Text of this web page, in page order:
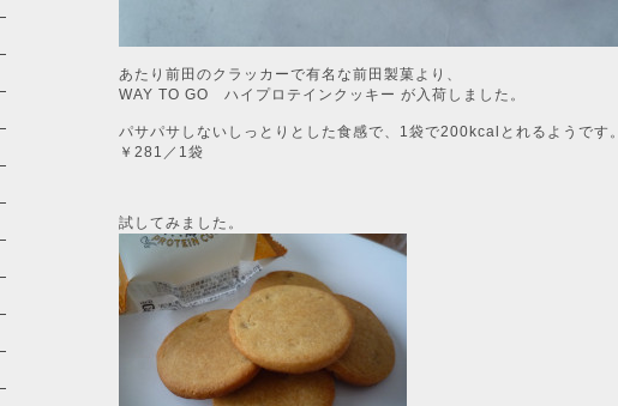
あたり前田のクラッカーで有名な前田製菓より、
WAY TO GO ハイプロテインクッキー が入荷しました。
パサパサしないしっとりとした食感で、1袋で200kcalとれるようです。
￥281／1袋
試してみました。